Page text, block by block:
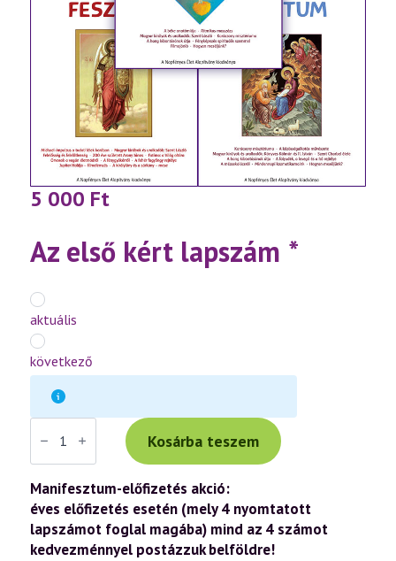
5 000 Ft
Az első kért lapszám *
aktuális
következő
Manifesztum
éves
előfizetés
–
4
nyomtatott
lapszám
kedvezményes
belföldi
postával
Kosárba teszem
Manifesztum-előfizetés akció:
éves előfizetés esetén (mely 4 nyomtatott
lapszámot foglal magába) mind az 4 számot
kedvezménnyel postázzuk belföldre!